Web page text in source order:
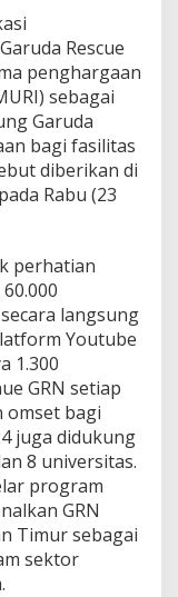
Rescue
penghargaan
sebagai
Garuda
bagi fasilitas
diberikan di
Rabu (23
perhatian
langsung
Youtube
1.300
GRN setiap
omset bagi
juga didukung
8 universitas.
program
GRN
Timur sebagai
sektor